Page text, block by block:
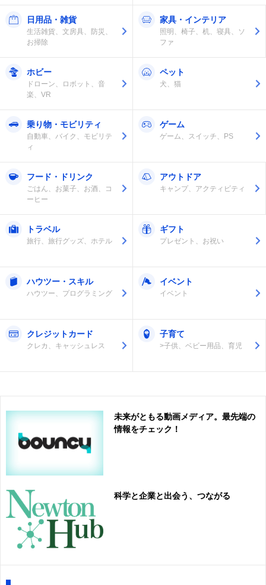
日用品・雑貨
生活雑貨、文房具、防災、
お掃除
家具・インテリア
照明、椅子、机、寝具、ソ
ファ
ホビー
ドローン、ロボット、音
楽、VR
ペット
犬、猫
乗り物・モビリティ
自動車、バイク、モビリテ
ィ
ゲーム
ゲーム、スイッチ、PS
フード・ドリンク
ごはん、お菓子、お酒、コ
ーヒー
アウトドア
キャンプ、アクティビティ
トラベル
旅行、旅行グッズ、ホテル
ギフト
プレゼント、お祝い
ハウツー・スキル
ハウツー、プログラミング
イベント
イベント
クレジットカード
クレカ、キャッシュレス
子育て
>子供、ベビー用品、育児
未来がともる動画メディア。最先端の
情報をチェック！
科学と企業と出会う、つながる